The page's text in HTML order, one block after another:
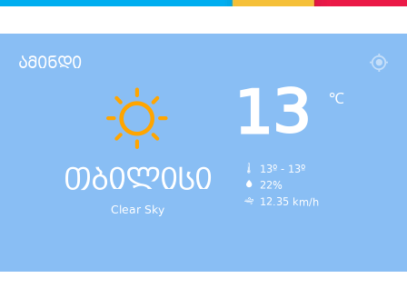
ამინდი
თბილისი
Clear Sky
13 ℃
13º - 13º
22%
12.35 km/h